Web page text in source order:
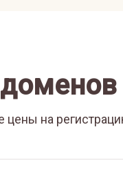
доменов
на